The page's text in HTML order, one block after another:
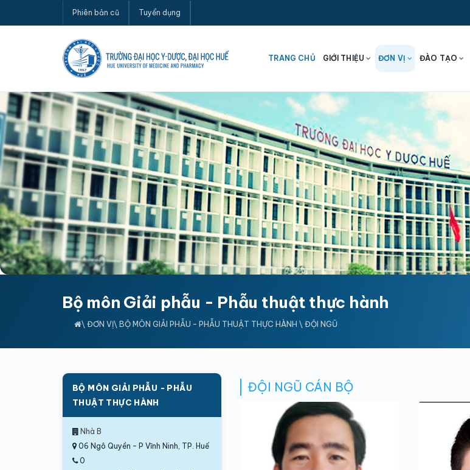
Phiên bản cũ Tuyển dụng
TRANG CHỦ GIỚI THIỆU ĐƠN VỊ ĐÀO TẠO
Bộ môn Giải phẫu - Phẫu thuật thực hành
\ ĐƠN VỊ\ BỘ MÔN GIẢI PHẪU - PHẪU THUẬT THỰC HÀNH \ ĐỘI NGŨ
BỘ MÔN GIẢI PHẪU - PHẪU
THUẬT THỰC HÀNH
Nhà B
06 Ngô Quyền – P Vĩnh Ninh, TP. Huế
0
ĐỘI NGŨ CÁN BỘ